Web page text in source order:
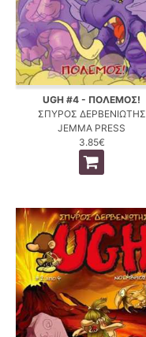
UGH #4 - ΠΟΛΕΜΟΣ!
ΣΠΥΡΟΣ ΔΕΡΒΕΝΙΩΤΗΣ
JEMMA PRESS
3.85€